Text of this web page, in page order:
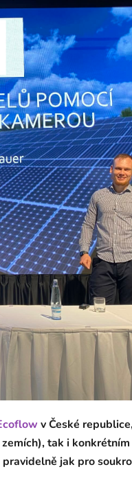
v České
tak i
jak pro